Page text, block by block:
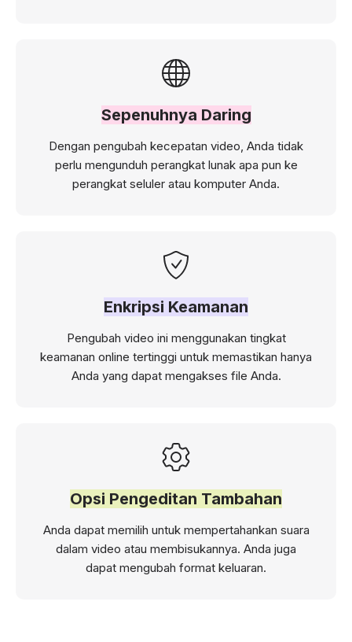
Sepenuhnya Daring
Dengan pengubah kecepatan video, Anda tidak
perlu mengunduh perangkat lunak apa pun ke
perangkat seluler atau komputer Anda.
Enkripsi Keamanan
Pengubah video ini menggunakan tingkat
keamanan online tertinggi untuk memastikan hanya
Anda yang dapat mengakses file Anda.
Opsi Pengeditan Tambahan
Anda dapat memilih untuk mempertahankan suara
dalam video atau membisukannya. Anda juga
dapat mengubah format keluaran.